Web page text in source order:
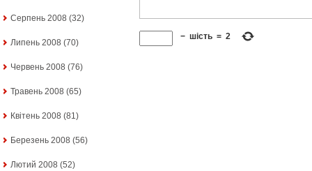
Серпень 2008 (32)
Липень 2008 (70)
Червень 2008 (76)
Травень 2008 (65)
Квітень 2008 (81)
Березень 2008 (56)
Лютий 2008 (52)
− шість = 2